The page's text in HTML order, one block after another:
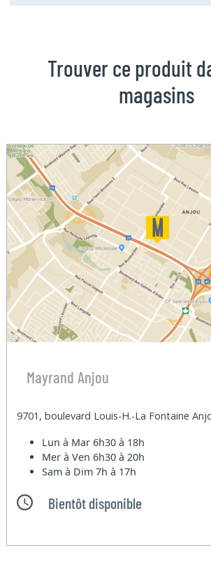
Trouver ce produit
magasins
Mayrand Anjou
9701, boulevard Louis-H.-La Fontaine
Lun à Mar6h30 à 18h
Mer à Ven6h30 à 20h
Sam à Dim7h à 17h
Bientôt disponible